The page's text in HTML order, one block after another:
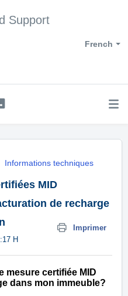
Support
French
Informations techniques
MID
de recharge
Imprimer
H
mesure certifiée MID
dans mon immeuble?